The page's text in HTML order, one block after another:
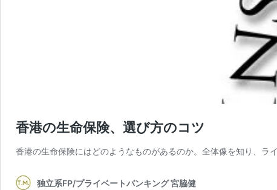
香港の生命保険、選び方のコツ
香港の生命保険にはどのようなものがあるのか。全体像を知り、ラ
独立系FP/プライベートバンキング 宮脇健